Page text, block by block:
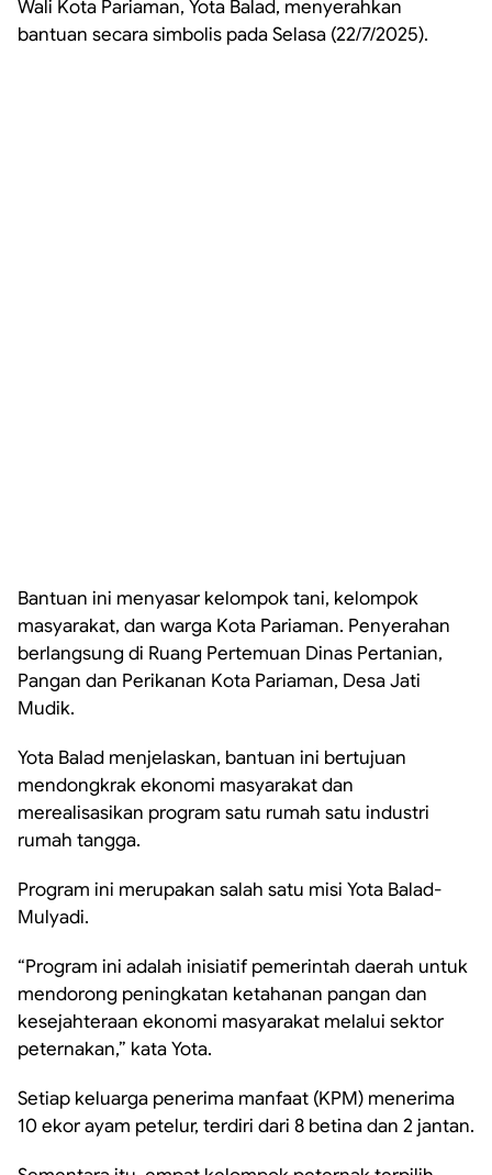
Wali Kota Pariaman, Yota Balad, menyerahkan
bantuan secara simbolis pada Selasa (22/7/2025).
Bantuan ini menyasar kelompok tani, kelompok
masyarakat, dan warga Kota Pariaman. Penyerahan
berlangsung di Ruang Pertemuan Dinas Pertanian,
Pangan dan Perikanan Kota Pariaman, Desa Jati
Mudik.
Yota Balad menjelaskan, bantuan ini bertujuan
mendongkrak ekonomi masyarakat dan
merealisasikan program satu rumah satu industri
rumah tangga.
Program ini merupakan salah satu misi Yota Balad-
Mulyadi.
“Program ini adalah inisiatif pemerintah daerah untuk
mendorong peningkatan ketahanan pangan dan
kesejahteraan ekonomi masyarakat melalui sektor
peternakan,” kata Yota.
Setiap keluarga penerima manfaat (KPM) menerima
10 ekor ayam petelur, terdiri dari 8 betina dan 2 jantan.